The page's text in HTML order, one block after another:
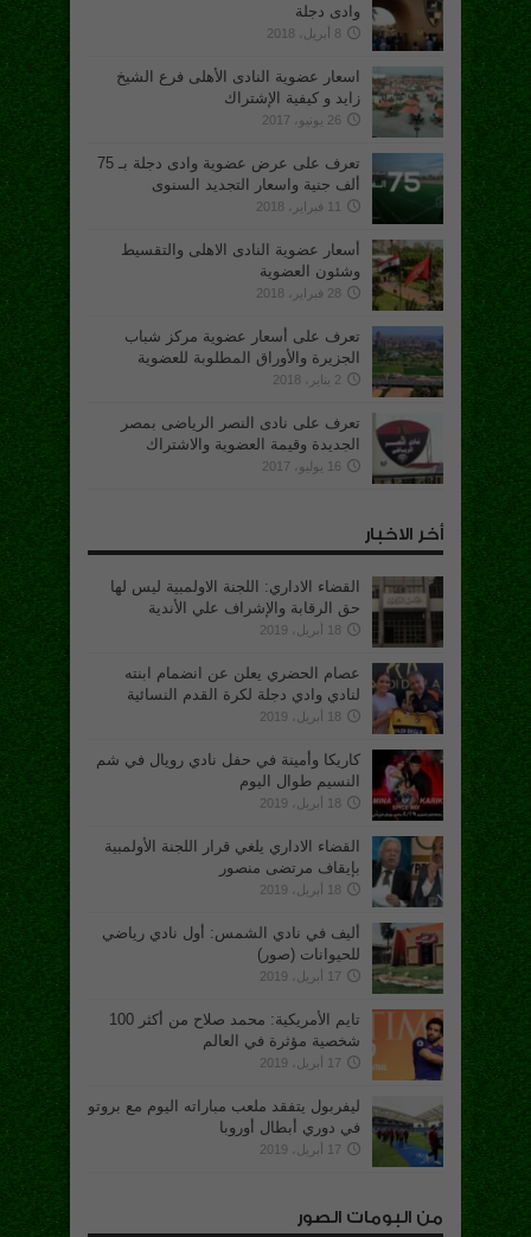
وادى دجلة
8 أبريل، 2018
اسعار عضوية النادى الأهلى فرع الشيخ
زايد و كيفية الإشتراك
26 يونيو، 2017
تعرف على عرض عضوية وادى دجلة بـ 75
ألف جنية واسعار التجديد السنوى
11 فبراير، 2018
أسعار عضوية النادى الاهلى والتقسيط
وشئون العضوية
28 فبراير، 2018
تعرف على أسعار عضوية مركز شباب
الجزيرة والأوراق المطلوبة للعضوية
2 يناير، 2018
تعرف على نادى النصر الرياضى بمصر
الجديدة وقيمة العضوية والاشتراك
16 يوليو، 2017
أخر الاخبار
القضاء الاداري: اللجنة الاولمبية ليس لها
حق الرقابة والإشراف علي الأندية
18 أبريل، 2019
عصام الحضري يعلن عن انضمام ابنته
لنادي وادي دجلة لكرة القدم النسائية
18 أبريل، 2019
كاريكا وأمينة في حفل نادي رويال في شم
النسيم طوال اليوم
18 أبريل، 2019
القضاء الاداري يلغي قرار اللجنة الأولمبية
بإيقاف مرتضى منصور
18 أبريل، 2019
أليف في نادي الشمس: أول نادي رياضي
للحيوانات (صور)
17 أبريل، 2019
تايم الأمريكية: محمد صلاح من أكثر 100
شخصية مؤثرة في العالم
17 أبريل، 2019
ليفربول يتفقد ملعب مباراته اليوم مع بروتو
في دوري أبطال أوروبا
17 أبريل، 2019
من البومات الصور